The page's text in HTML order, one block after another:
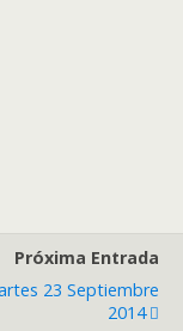
Próxima Entrada
23 Septiembre
2014